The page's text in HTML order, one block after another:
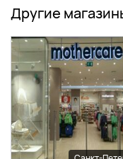
Другие